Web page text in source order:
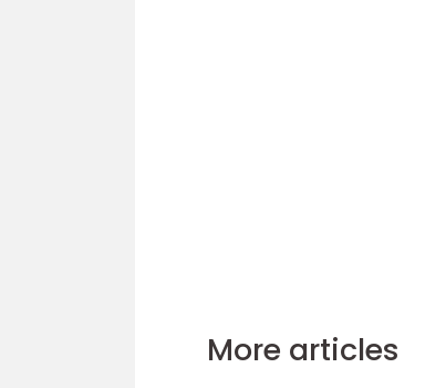
More articles